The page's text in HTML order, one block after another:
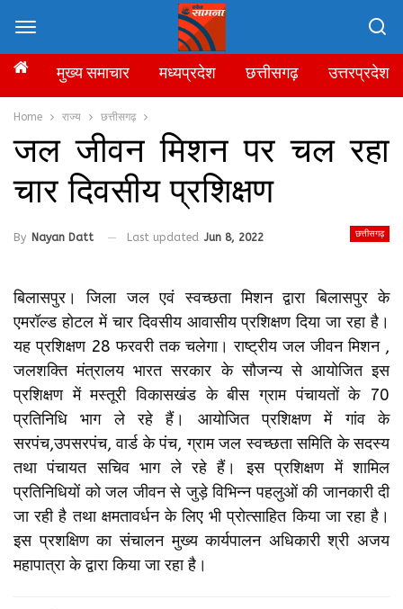
Home राज्य छत्तीसगढ़
जल जीवन मिशन पर चल रहा
चार दिवसीय प्रशिक्षण
छत्तीसगढ़
By Nayan Datt Last updated Jun 8, 2022
बिलासपुर। जिला जल एवं स्वच्छता मिशन द्वारा बिलासपुर के
एमरॉल्ड होटल में चार दिवसीय आवासीय प्रशिक्षण दिया जा रहा है।
यह प्रशिक्षण 28 फरवरी तक चलेगा। राष्ट्रीय जल जीवन मिशन ,
जलशक्ति मंत्रालय भारत सरकार के सौजन्य से आयोजित इस
प्रशिक्षण में मस्तूरी विकासखंड के बीस ग्राम पंचायतों के 70
प्रतिनिधि भाग ले रहे हैं। आयोजित प्रशिक्षण में गांव के
सरपंच,उपसरपंच, वार्ड के पंच, ग्राम जल स्वच्छता समिति के सदस्य
तथा पंचायत सचिव भाग ले रहे हैं। इस प्रशिक्षण में शामिल
प्रतिनिधियों को जल जीवन से जुड़े विभिन्न पहलुओं की जानकारी दी
जा रही है तथा क्षमतावर्धन के लिए भी प्रोत्साहित किया जा रहा है।
इस प्रशक्षिण का संचालन मुख्य कार्यपालन अधिकारी श्री अजय
महापात्रा के द्वारा किया जा रहा है।
मुख्य समाचार मध्यप्रदेश छत्तीसगढ़ उत्तरप्रदेश